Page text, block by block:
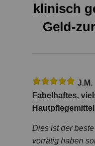
klinisch
Geld-
J.M.
Fabelhaftes,
Hautpflegemittel
Dies ist der
vorrätig haben